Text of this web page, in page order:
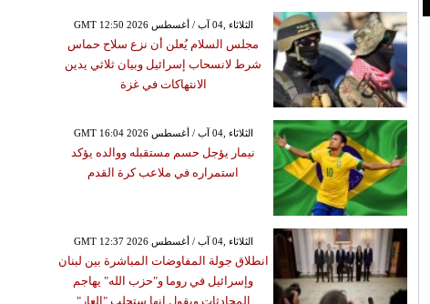
GMT 12:50 2026 الثلاثاء ,04 آب / أغسطس
مجلس السلام يُعلن أن نزع سلاح حماس
شرط لانسحاب إسرائيل وبيان ثلاثي يدين
الانتهاكات في غزة
GMT 16:04 2026 الثلاثاء ,04 آب / أغسطس
نيمار يؤجل حسم مستقبله ووالده يؤكد
استمراره في ملاعب كرة القدم
GMT 12:37 2026 الثلاثاء ,04 آب / أغسطس
انطلاق جولة المفاوضات المباشرة بين لبنان
وإسرائيل في روما و"حزب الله" يهاجم
المحادثات ويقول إنها ستجلب "العار"